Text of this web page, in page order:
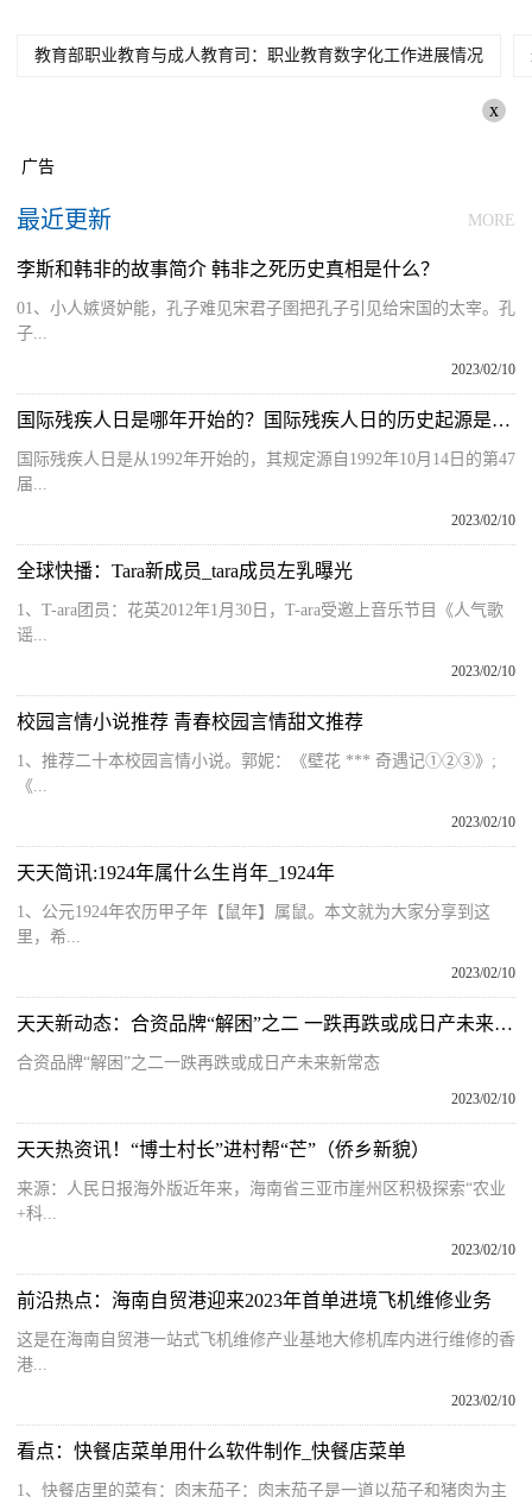
教育部职业教育与成人教育司：职业教育数字化工作进展情况
x
广告
最近更新 MORE
李斯和韩非的故事简介 韩非之死历史真相是什么？
01、小人嫉贤妒能，孔子难见宋君子圉把孔子引见给宋国的太宰。孔
子...
2023/02/10
国际残疾人日是哪年开始的？国际残疾人日的历史起源是什么？
国际残疾人日是从1992年开始的，其规定源自1992年10月14日的第47
届...
2023/02/10
全球快播：Tara新成员_tara成员左乳曝光
1、T-ara团员：花英2012年1月30日，T-ara受邀上音乐节目《人气歌
谣...
2023/02/10
校园言情小说推荐 青春校园言情甜文推荐
1、推荐二十本校园言情小说。郭妮：《壁花 *** 奇遇记①②③》;
《...
2023/02/10
天天简讯:1924年属什么生肖年_1924年
1、公元1924年农历甲子年【鼠年】属鼠。本文就为大家分享到这
里，希...
2023/02/10
天天新动态：合资品牌“解困”之二 一跌再跌或成日产未来新常态
合资品牌“解困”之二一跌再跌或成日产未来新常态
2023/02/10
天天热资讯！“博士村长”进村帮“芒”（侨乡新貌）
来源：人民日报海外版近年来，海南省三亚市崖州区积极探索“农业
+科...
2023/02/10
前沿热点：海南自贸港迎来2023年首单进境飞机维修业务
这是在海南自贸港一站式飞机维修产业基地大修机库内进行维修的香
港...
2023/02/10
看点：快餐店菜单用什么软件制作_快餐店菜单
1、快餐店里的菜有：肉末茄子：肉末茄子是一道以茄子和猪肉为主